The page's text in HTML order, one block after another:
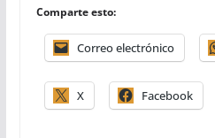
Comparte esto:
Correo electrónico
X Facebook